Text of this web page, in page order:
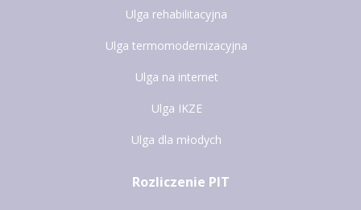
Ulga rehabilitacyjna
Ulga termomodernizacyjna
Ulga na internet
Ulga IKZE
Ulga dla młodych
Rozliczenie PIT